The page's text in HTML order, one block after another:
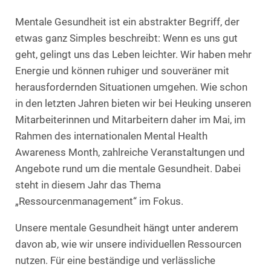
Mentale Gesundheit ist ein abstrakter Begriff, der
etwas ganz Simples beschreibt: Wenn es uns gut
geht, gelingt uns das Leben leichter. Wir haben mehr
Energie und können ruhiger und souveräner mit
herausfordernden Situationen umgehen. Wie schon
in den letzten Jahren bieten wir bei Heuking unseren
Mitarbeiterinnen und Mitarbeitern daher im Mai, im
Rahmen des internationalen Mental Health
Awareness Month, zahlreiche Veranstaltungen und
Angebote rund um die mentale Gesundheit. Dabei
steht in diesem Jahr das Thema
„Ressourcenmanagement“ im Fokus.
Unsere mentale Gesundheit hängt unter anderem
davon ab, wie wir unsere individuellen Ressourcen
nutzen. Für eine beständige und verlässliche